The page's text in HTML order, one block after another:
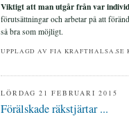
Viktigt att man utgår från var individ
förutsättningar och arbetar på att
så bra som möjligt.
UPPLAGD AV FIA KRAFTHALSA.SE
LÖRDAG 21 FEBRUARI 2015
Förälskade räkstjärtar ...